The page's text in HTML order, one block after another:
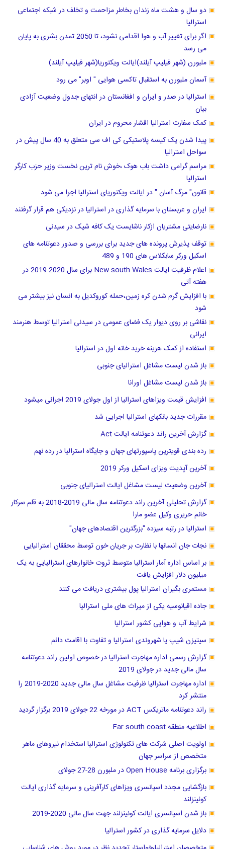
دو سال و هشت ماه زندان بخاطر مزاحمت و تخلف در شبکه اجتماعی
استرالیا
اگر برای تغییر آب و هوا اقدامی نشود، تا 2050 تمدن بشری به پایان
می رسد
ملبورن (شهر فیلیپ آیلند)ایالت ویکتوریا(شهر فیلیپ آیلند)
آسمان ملبورن به استقبال تاکسی هوایی " اوبر" می رود
استرالیا در صدر و ایران و افغانستان در انتهای جدول وضعیت آزادی
بیان
کمک سفارت استرالیا اقشار محروم در ایران
پیدا شدن یک کیسه پلاستیکی کی اف سی متعلق به 40 سال پیش در
سواحل استرالیا
مراسم گرامی داشت باب هوک ،خوش نام ترین نخست وزیر حزب کارگر
استرالیا
قانون" مرگ آسان " در ایالت ویکتوریای استرالیا اجرا می شود
ایران و عربستان با سرمایه گذاری در استرالیا در نزدیکی هم قرار گرفتند
نارضایتی مشتریان ازکار ناشایست یک کافه شیک در سیدنی
توقف پذیرش پرونده های جدید برای بررسی و صدور دعوتنامه های
اسکیل ورکر سابکلاس های 190 و 489
اعلام ظرفیت ایالت New south Wales برای سال 2020-2019 در
هفته آتی
با افزایش گرم شدن کره زمین،حمله کوروکدیل به انسان نیز بیشتر می
شود
نقاشی بر روی دیوار یک فضای عمومی در سیدنی استرالیا توسط هنرمند
ایرانی
استفاده از کمک هزینه خرید خانه اول در استرالیا
باز شدن لیست مشاغل استرالیای جنوبی
باز شدن لیست مشاغل اورانا
افزایش قیمت ویزاهای استرالیا از اول جولای 2019 اجرائی میشود
مقررات جدید بانکهای استرالیا اجرایی شد
گزارش آخرین راند دعوتنامه ایالت Act
رده بندی قویترین پاسپورتهای جهان و جایگاه استرالیا در رده نهم
آخرین آپدیت ویزای اسکیل ورکر 2019
آخرین وضعیت لیست مشاغل ایالت استرالیای جنوبی
گزارش تحلیلی آخرین راند دعوتنامه سال مالی 2019-2018 به قلم سرکار
خانم حریری وکیل عضو مارا
استرالیا در رتبه سیزده "بزرگترین اقتصادهای جهان"
نجات جان انسانها با نظارت بر جریان خون توسط محققان استرالیایی
بر اساس اداره آمار استرالیا متوسط ثروت خانوارهای استرالیایی به یک
میلیون دلار افزایش یافت
مستمری بگیران استرالیا پول بیشتری دریافت می کنند
جاده اقیانوسیه یکی از میراث های ملی استرالیا
شرایط آب و هوایی کشور استرالیا
سیتیزن شیپ یا شهروندی استرالیا و تفاوت با اقامت دائم
گزارش رسمی اداره مهاجرت استرالیا در خصوص اولین راند دعوتنامه
سال مالی جدید در جولای 2019
اداره مهاجرت استرالیا ظرفیت مشاغل سال مالی جدید 2020-2019 را
منتشر کرد
راند دعوتنامه ماتریکس ACT در مورخه 22 جولای 2019 برگزار گردید
اطلاعیه منطقه Far south coast
اولویت اصلی شرکت های تکنولوژی استرالیا استخدام نیروهای ماهر
متخصص از سراسر جهان
برگزاری برنامه Open House در ملبورن 28-27 جولای
بازگشایی مجدد اسپانسری ویزاهای کارآفرینی و سرمایه گذاری ایالت
کوئینزلند
باز شدن اسپانسری ایالت کوئینزلند جهت سال مالی 2020-2019
دلایل سرمایه گذاری در کشور استرالیا